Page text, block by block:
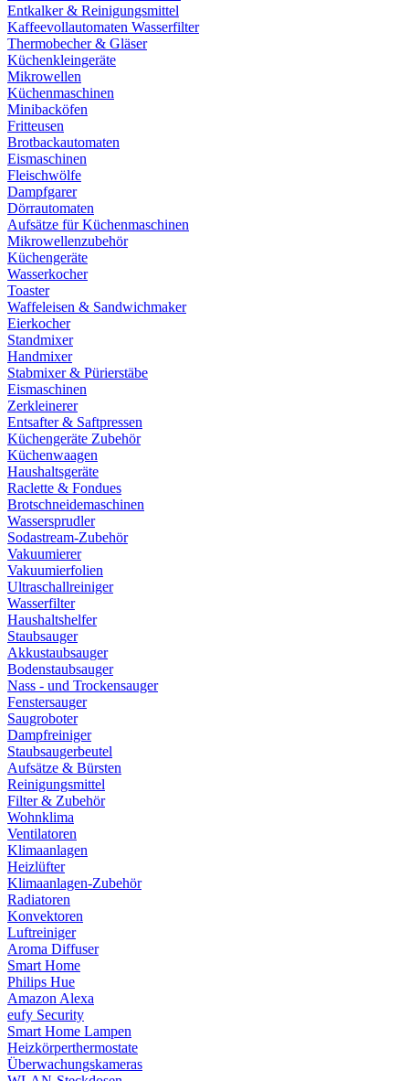
Entkalker & Reinigungsmittel
Kaffeevollautomaten Wasserfilter
Thermobecher & Gläser
Küchenkleingeräte
Mikrowellen
Küchenmaschinen
Minibacköfen
Fritteusen
Brotbackautomaten
Eismaschinen
Fleischwölfe
Dampfgarer
Dörrautomaten
Aufsätze für Küchenmaschinen
Mikrowellenzubehör
Küchengeräte
Wasserkocher
Toaster
Waffeleisen & Sandwichmaker
Eierkocher
Standmixer
Handmixer
Stabmixer & Pürierstäbe
Eismaschinen
Zerkleinerer
Entsafter & Saftpressen
Küchengeräte Zubehör
Küchenwaagen
Haushaltsgeräte
Raclette & Fondues
Brotschneidemaschinen
Wassersprudler
Sodastream-Zubehör
Vakuumierer
Vakuumierfolien
Ultraschallreiniger
Wasserfilter
Haushaltshelfer
Staubsauger
Akkustaubsauger
Bodenstaubsauger
Nass - und Trockensauger
Fenstersauger
Saugroboter
Dampfreiniger
Staubsaugerbeutel
Aufsätze & Bürsten
Reinigungsmittel
Filter & Zubehör
Wohnklima
Ventilatoren
Klimaanlagen
Heizlüfter
Klimaanlagen-Zubehör
Radiatoren
Konvektoren
Luftreiniger
Aroma Diffuser
Smart Home
Philips Hue
Amazon Alexa
eufy Security
Smart Home Lampen
Heizkörperthermostate
Überwachungskameras